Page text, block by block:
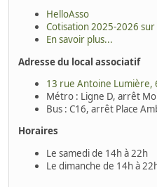
HelloAsso
Cotisation 2025-2026 sur
En savoir plus...
Adresse du local associatif
13 rue Antoine Lumière,
Métro : Ligne D, arrêt
Bus : C16, arrêt Place
Horaires
Le samedi de 14h à 22h
Le dimanche de 14h à